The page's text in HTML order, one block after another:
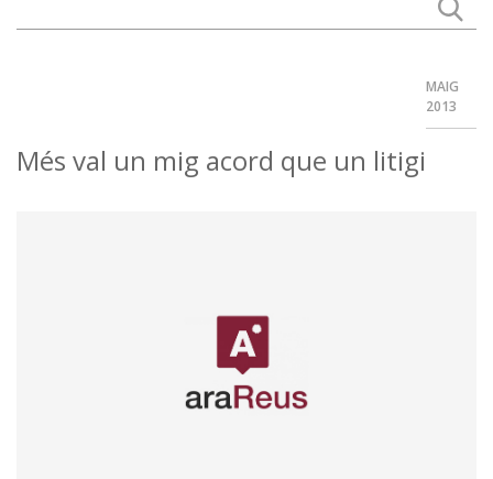
MAIG
2013
Més val un mig acord que un litigi